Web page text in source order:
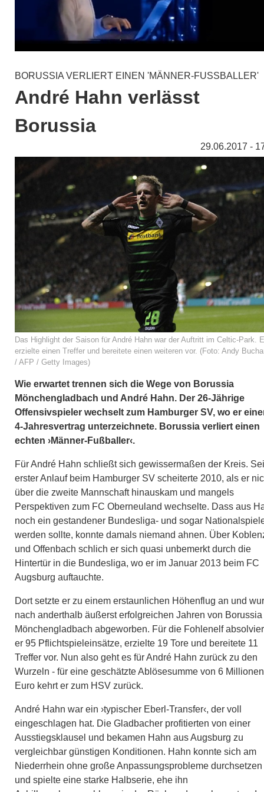
BORUSSIA VERLIERT EINEN 'MÄNNER-FUSSBALLER'
André Hahn verlässt
Borussia
29.06.2017 -
Das Highlight der Saison für André Hahn war der Auftritt im Celtic-Park.
erzielte einen Treffer und bereitete einen weiteren vor. (Foto: Andy
/ AFP / Getty Images)
Wie erwartet trennen sich die Wege von Borussia
Mönchengladbach und André Hahn. Der 26-Jährige
Offensivspieler wechselt zum Hamburger SV, wo er
4-Jahresvertrag unterzeichnete. Borussia verliert einen
echten ›Männer-Fußballer‹.
Für André Hahn schließt sich gewissermaßen der Kreis.
erster Anlauf beim Hamburger SV scheiterte 2010, als er
über die zweite Mannschaft hinauskam und mangels
Perspektiven zum FC Oberneuland wechselte. Dass aus
noch ein gestandener Bundesliga- und sogar
werden sollte, konnte damals niemand ahnen. Über
und Offenbach schlich er sich quasi unbemerkt durch die
Hintertür in die Bundesliga, wo er im Januar 2013 beim FC
Augsburg auftauchte.
Dort setzte er zu einem erstaunlichen Höhenflug an und
nach anderthalb äußerst erfolgreichen Jahren von Borussia
Mönchengladbach abgeworben. Für die Fohlenelf
er 95 Pflichtspieleinsätze, erzielte 19 Tore und bereitete 11
Treffer vor. Nun also geht es für André Hahn zurück zu den
Wurzeln - für eine geschätzte Ablösesumme von 6 Millionen
Euro kehrt er zum HSV zurück.
André Hahn war ein ›typischer Eberl-Transfer‹, der voll
eingeschlagen hat. Die Gladbacher profitierten von einer
Ausstiegsklausel und bekamen Hahn aus Augsburg zu
vergleichbar günstigen Konditionen. Hahn konnte sich am
Niederrhein ohne große Anpassungsprobleme durchsetzen
und spielte eine starke Halbserie, ehe ihn